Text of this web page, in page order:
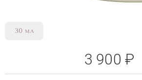
AMINU CLARIFYING
30 мл
3 900 ₽